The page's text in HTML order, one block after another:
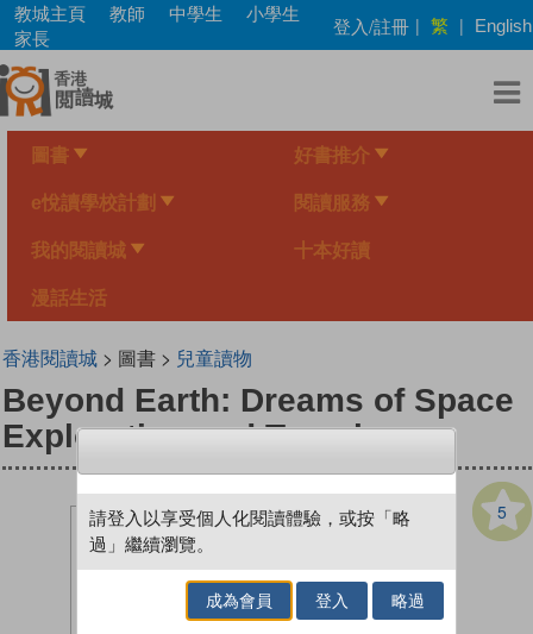
Skip
main
content
教城主頁 教師 中學生
小學生
家長
登入/註冊 | 繁 | English
圖書 好書推介
e悅讀學校計劃 閱讀服務
我的閱讀城 十本好讀
漫話生活
香港閱讀城> 圖書 > 兒童讀物
Beyond Earth: Dreams of Space
Exploration and Travel
5
請登入以享受個人化閱讀體驗，或按「略
過」繼續瀏覽。
成為會員 登入 略過